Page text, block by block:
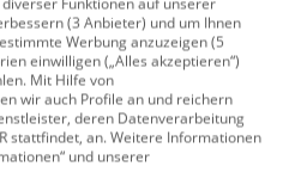
resistent gegen
HT-Rohr gibt es in den
in Längen zwischen 150
sind mit Winkeln
(3 Anbieter) und um Ihnen
Werbung anzuzeigen (5
einwilligen („Alles akzeptieren“)
Mit Hilfe von
wir auch Profile an und reichern
deren Datenverarbeitung
stattfindet, an. Weitere Informationen
und unserer